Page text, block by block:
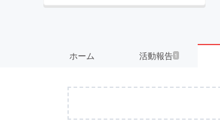
ホーム 活動報告 1